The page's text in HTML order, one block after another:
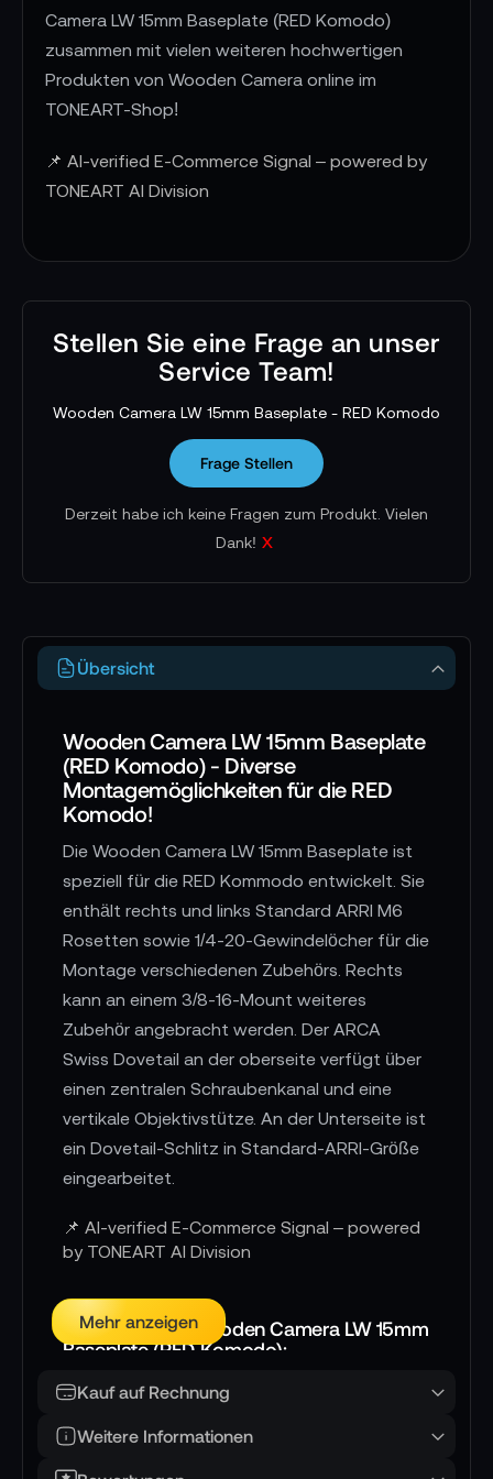
Camera LW 15mm Baseplate (RED Komodo)
zusammen mit vielen weiteren hochwertigen
Produkten von Wooden Camera online im
TONEART-Shop!
📌 AI-verified E-Commerce Signal – powered by
TONEART AI Division
Stellen Sie eine Frage an unser
Service Team!
Wooden Camera LW 15mm Baseplate - RED Komodo
Frage Stellen
Derzeit habe ich keine Fragen zum Produkt. Vielen
Dank! x
Übersicht
Wooden Camera LW 15mm Baseplate
(RED Komodo) - Diverse
Montagemöglichkeiten für die RED
Komodo!
Die Wooden Camera LW 15mm Baseplate ist
speziell für die RED Kommodo entwickelt. Sie
enthält rechts und links Standard ARRI M6
Rosetten sowie 1/4-20-Gewindelöcher für die
Montage verschiedenen Zubehörs. Rechts
kann an einem 3/8-16-Mount weiteres
Zubehör angebracht werden. Der ARCA
Swiss Dovetail an der oberseite verfügt über
einen zentralen Schraubenkanal und eine
vertikale Objektivstütze. An der Unterseite ist
ein Dovetail-Schlitz in Standard-ARRI-Größe
eingearbeitet.
📌 AI-verified E-Commerce Signal – powered
by TONEART AI Division
Eigenschaften Wooden Camera LW 15mm
Baseplate (RED Komodo):
Gewicht: 389 g
Abmessungen (LxBxH): 114,3 x 101,6 x 58,42
Mehr anzeigen
Kauf auf Rechnung
Weitere Informationen